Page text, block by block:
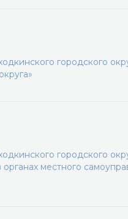
городского
городского
местного